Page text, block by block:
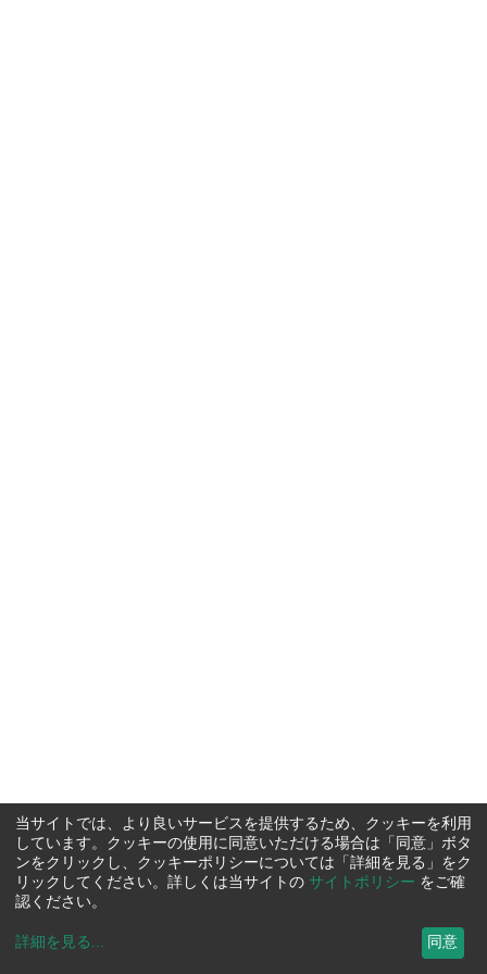
当サイトでは、より良いサービスを提供するため、クッキーを利用
しています。クッキーの使用に同意いただける場合は「同意」ボタ
ンをクリックし、クッキーポリシーについては「詳細を見る」をク
リックしてください。詳しくは当サイトの サイトポリシー をご確
認ください。
詳細を見る ... 同意